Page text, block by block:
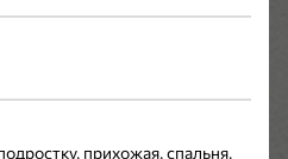
прихожая, спальня,